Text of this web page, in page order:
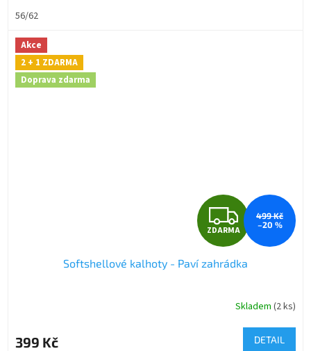
hvězdiček.
56/62
Akce
2 + 1 ZDARMA
Doprava zdarma
Z
D
A
R
M
ZDARMA
499 Kč
–20 %
Softshellové kalhoty - Paví zahrádka
Skladem (2 ks)
399 Kč DETAIL